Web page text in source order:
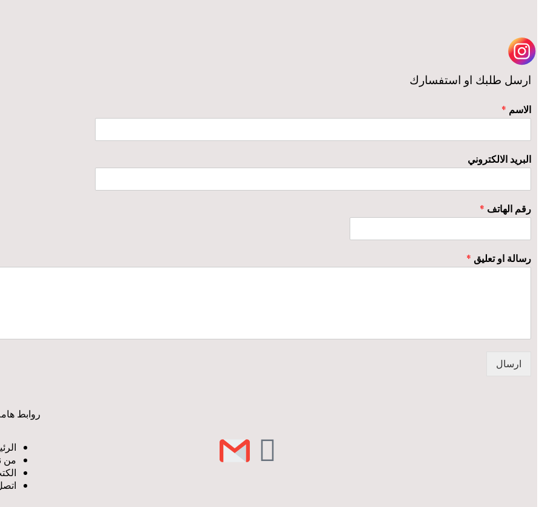
ارسل طلبك او استفسارك
الاسم *
البريد الالكتروني
رقم الهاتف *
رسالة او تعليق *
ارسال
روابط
من